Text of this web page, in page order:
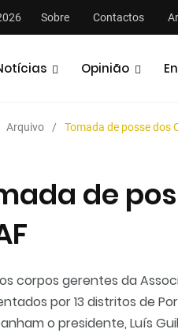
Sobre Contactos
Opinião
Arquivo Tomada de posse dos
de
corpos gerentes da
por 13 distritos de
o presidente, Luís